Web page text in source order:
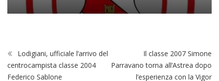
Lodigiani, ufficiale l’arrivo del
centrocampista classe 2004
Federico Sablone
Il classe 2007 Simone
Parravano torna all’Astrea dopo
l’esperienza con la Vigor